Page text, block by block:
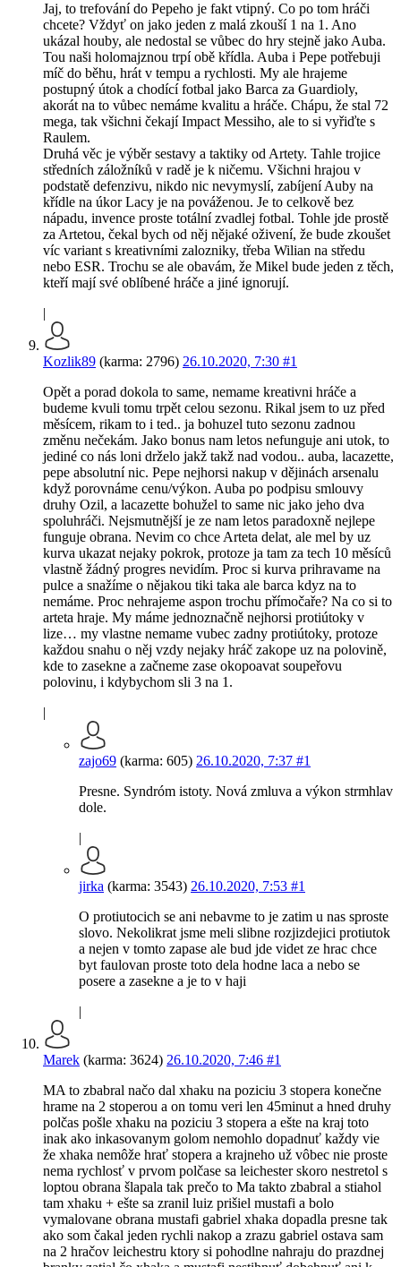
Jaj, to trefování do Pepeho je fakt vtipný. Co po tom hráči
chcete? Vždyť on jako jeden z malá zkouší 1 na 1. Ano
ukázal houby, ale nedostal se vůbec do hry stejně jako Auba.
Tou naši holomajznou trpí obě křídla. Auba i Pepe potřebuji
míč do běhu, hrát v tempu a rychlosti. My ale hrajeme
postupný útok a chodící fotbal jako Barca za Guardioly,
akorát na to vůbec nemáme kvalitu a hráče. Chápu, že stal 72
mega, tak všichni čekají Impact Messiho, ale to si vyřiďte s
Raulem.
Druhá věc je výběr sestavy a taktiky od Artety. Tahle trojice
středních záložníků v radě je k ničemu. Všichni hrajou v
podstatě defenzivu, nikdo nic nevymyslí, zabíjení Auby na
křídle na úkor Lacy je na pováženou. Je to celkově bez
nápadu, invence proste totální zvadlej fotbal. Tohle jde prostě
za Artetou, čekal bych od něj nějaké oživení, že bude zkoušet
víc variant s kreativními zalozniky, třeba Wilian na středu
nebo ESR. Trochu se ale obavám, že Mikel bude jeden z těch,
kteří mají své oblíbené hráče a jiné ignorují.
|
Kozlik89 (karma: 2796) 26.10.2020, 7:30 #1
Opět a porad dokola to same, nemame kreativni hráče a
budeme kvuli tomu trpět celou sezonu. Rikal jsem to uz před
měsícem, rikam to i ted.. ja bohuzel tuto sezonu zadnou
změnu nečekám. Jako bonus nam letos nefunguje ani utok, to
jediné co nás loni drželo jakž takž nad vodou.. auba, lacazette,
pepe absolutní nic. Pepe nejhorsi nakup v dějinách arsenalu
když porovnáme cenu/výkon. Auba po podpisu smlouvy
druhy Ozil, a lacazette bohužel to same nic jako jeho dva
spoluhráči. Nejsmutnější je ze nam letos paradoxně nejlepe
funguje obrana. Nevim co chce Arteta delat, ale mel by uz
kurva ukazat nejaky pokrok, protoze ja tam za tech 10 měsíců
vlastně žádný progres nevidím. Proc si kurva prihravame na
pulce a snažíme o nějakou tiki taka ale barca kdyz na to
nemáme. Proc nehrajeme aspon trochu přímočaře? Na co si to
arteta hraje. My máme jednoznačně nejhorsi protiútoky v
lize… my vlastne nemame vubec zadny protiútoky, protoze
každou snahu o něj vzdy nejaky hráč zakope uz na polovině,
kde to zasekne a začneme zase okopoavat soupeřovu
polovinu, i kdybychom sli 3 na 1.
|
zajo69 (karma: 605) 26.10.2020, 7:37 #1
Presne. Syndróm istoty. Nová zmluva a výkon strmhlav
dole.
|
jirka (karma: 3543) 26.10.2020, 7:53 #1
O protiutocich se ani nebavme to je zatim u nas sproste
slovo. Nekolikrat jsme meli slibne rozjizdejici protiutok
a nejen v tomto zapase ale bud jde videt ze hrac chce
byt faulovan proste toto dela hodne laca a nebo se
posere a zasekne a je to v haji
|
Marek (karma: 3624) 26.10.2020, 7:46 #1
MA to zbabral načo dal xhaku na poziciu 3 stopera konečne
hrame na 2 stoperou a on tomu veri len 45minut a hned druhy
polčas pošle xhaku na poziciu 3 stopera a ešte na kraj toto
inak ako inkasovanym golom nemohlo dopadnuť každy vie
že xhaka nemôže hrať stopera a krajneho už vôbec nie proste
nema rychlosť v prvom polčase sa leichester skoro nestretol s
loptou obrana šlapala tak prečo to Ma takto zbabral a stiahol
tam xhaku + ešte sa zranil luiz prišiel mustafi a bolo
vymalovane obrana mustafi gabriel xhaka dopadla presne tak
ako som čakal jeden rychli nakop a zrazu gabriel ostava sam
na 2 hračov leichestru ktory si pohodlne nahraju do prazdnej